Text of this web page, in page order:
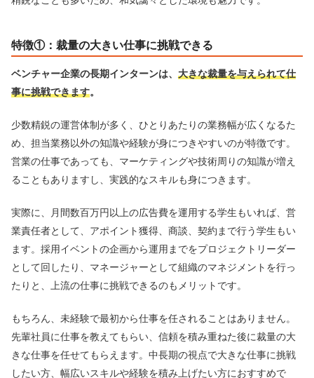
特徴①：裁量の大きい仕事に挑戦できる
ベンチャー企業の長期インターンは、 大きな裁量を与えられて仕
事に挑戦できます。
少数精鋭の運営体制が多く、ひとりあたりの業務幅が広くなるた
め、担当業務以外の知識や経験が身につきやすいのが特徴です。
営業の仕事であっても、マーケティングや技術周りの知識が増え
ることもありますし、実践的なスキルも身につきます。
実際に、月間数百万円以上の広告費を運用する学生もいれば、営
業責任者として、アポイント獲得、商談、契約まで行う学生もい
ます。採用イベントの企画から運用までをプロジェクトリーダー
として回したり、マネージャーとして組織のマネジメントを行っ
たりと、上流の仕事に挑戦できるのもメリットです。
もちろん、未経験で最初から仕事を任されることはありません。
先輩社員に仕事を教えてもらい、信頼を積み重ねた後に裁量の大
きな仕事を任せてもらえます。中長期の視点で大きな仕事に挑戦
したい方、幅広いスキルや経験を積み上げたい方におすすめで